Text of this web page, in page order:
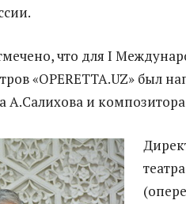
что для I
«OPERETTA.UZ» был
А.Салихова и